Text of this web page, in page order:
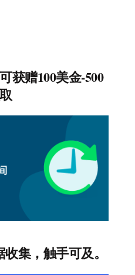
获赠100美金-500
集，触手可及。